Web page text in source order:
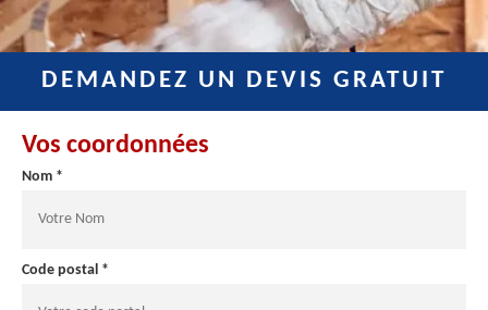
DEMANDEZ UN DEVIS GRATUIT
Vos coordonnées
Nom *
Code postal *